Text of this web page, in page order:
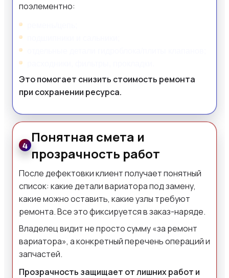
поэлементно:
Это помогает снизить стоимость ремонта
при сохранении ресурса.
4 Понятная смета и
прозрачность работ
После дефектовки клиент получает понятный
список: какие детали вариатора под замену,
какие можно оставить, какие узлы требуют
ремонта. Все это фиксируется в заказ-наряде.
Владелец видит не просто сумму «за ремонт
вариатора», а конкретный перечень операций и
запчастей.
Прозрачность защищает от лишних работ и